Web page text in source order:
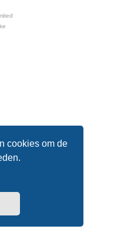
cookies om de